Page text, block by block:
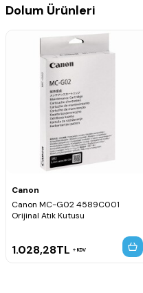
Dolum Ürünleri
Canon
Canon MC-G02 4589C001
Orijinal Atık Kutusu
1.028,28TL KDV